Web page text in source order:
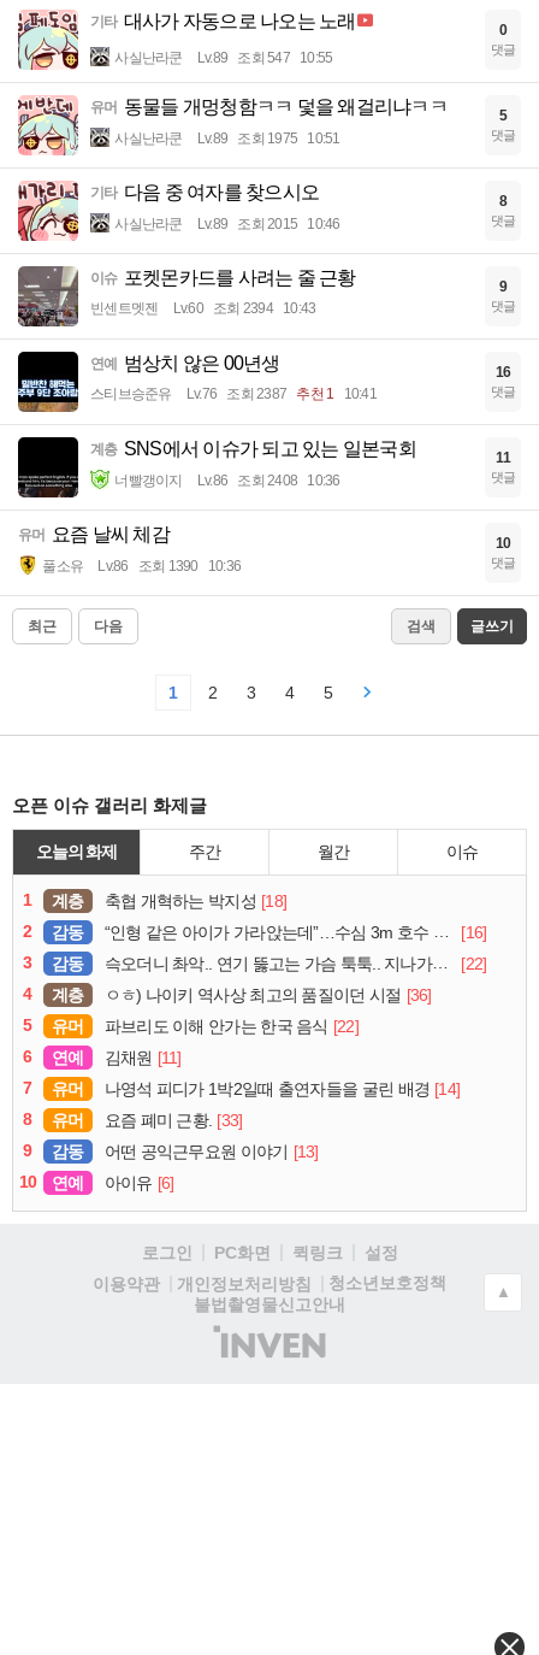
기타 대사가 자동으로 나오는 노래
사실난라쿤 Lv.89 조회 547 10:55
0
댓글
유머 동물들 개멍청함ㅋㅋ 덫을 왜걸리냐ㅋㅋ
사실난라쿤 Lv.89 조회 1975 10:51
5
댓글
기타 다음 중 여자를 찾으시오
사실난라쿤 Lv.89 조회 2015 10:46
8
댓글
이슈 포켓몬카드를 사려는 줄 근황
빈센트멧젠 Lv.60 조회 2394 10:43
9
댓글
연예 범상치 않은 00년생
스티브승준유 Lv.76 조회 2387 추천 1 10:41
16
댓글
계층 SNS에서 이슈가 되고 있는 일본국회
너빨갱이지 Lv.86 조회 2408 10:36
11
댓글
유머 요즘 날씨 체감
풀소유 Lv.86 조회 1390 10:36
10
댓글
최근 다음 검색 글쓰기
1 2 3 4 5
오픈 이슈 갤러리 화제글
오늘의 화제 주간 월간 이슈
1 계층 축협 개혁하는 박지성 [18]
2
감동 “인형 같은 아이가 가라앉는데”…수심 3m 호수 뛰어든 60대 의인
[16]
3
감동 슥오더니 촤악.. 연기 뚫고는 가슴 툭툭.. 지나가던 아재의 정체
[22]
4
계층 ㅇㅎ) 나이키 역사상 최고의 품질이던 시절 [36]
5
유머 파브리도 이해 안가는 한국 음식 [22]
6
연예 김채원 [11]
7
유머 나영석 피디가 1박2일때 출연자들을 굴린 배경 [14]
8
유머 요즘 폐미 근황. [33]
9
감동 어떤 공익근무요원 이야기 [13]
10
연예 아이유 [6]
로그인 PC화면 퀵링크
설정
이용약관
개인정보처리방침
청소년보호정책
불법촬영물신고안내
(주)
인
▲